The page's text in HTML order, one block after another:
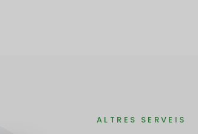
ALTRES SERVEIS